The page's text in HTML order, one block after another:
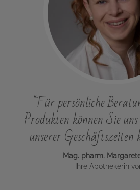
"Für persönliche
Produkten können Sie
unserer
Mag. pharm.
Ihre Apothekerin